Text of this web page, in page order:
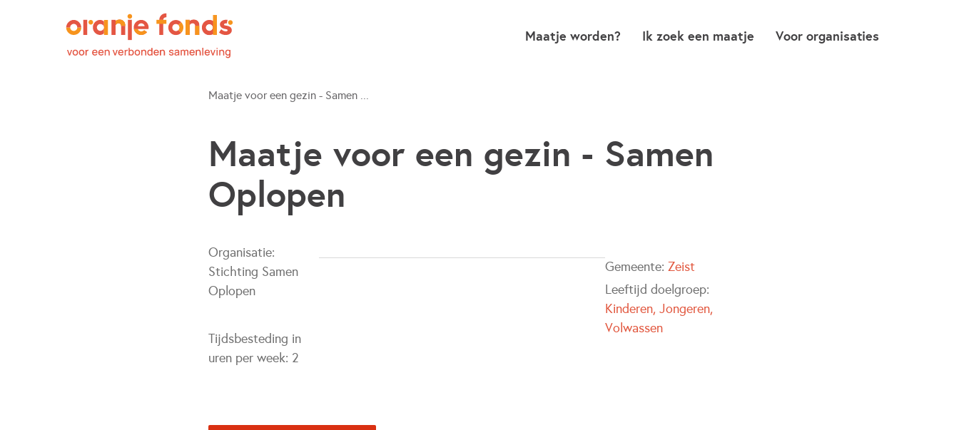
Maatje worden? Ik zoek een maatje Voor organisaties
Maatje voor een gezin - Samen ...
Maatje voor een gezin - Samen
Oplopen
Organisatie:
Stichting Samen
Oplopen
Tijdsbesteding in
uren per week: 2
Gemeente: Zeist
Leeftijd doelgroep:
Kinderen Jongeren
Volwassen